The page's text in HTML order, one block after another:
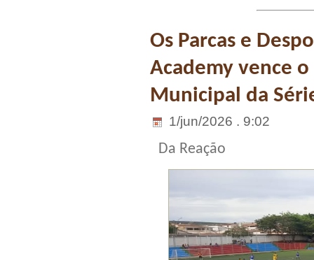
Os Parcas e
Academy vence
Municipal da
1/jun/2026 . 9:02
Da Reação